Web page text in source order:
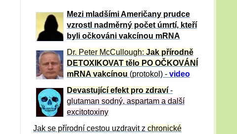
Mezi mladšími Američany prudce
vzrostl nadměrný počet úmrtí, kteří
byli očkováni vakcínou mRNA
Dr. Peter McCullough: Jak přírodně
DETOXIKOVAT tělo PO OČKOVÁNÍ
mRNA vakcínou (protokol) - video
Devastující efekt pro zdraví-
glutaman sodný, aspartam a další
excitotoxiny
Jak se přírodní cestou uzdravit z chronické